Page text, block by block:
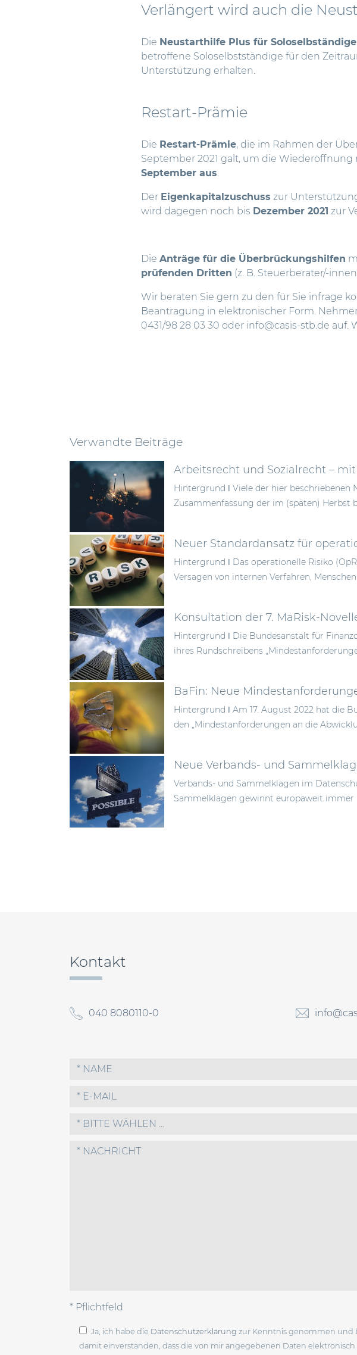
Verlängert wird auch die
Die Neustarthilfe Plus für Soloselbständige
betroffene Soloselbstständige für den
Unterstützung erhalten.
Restart-Prämie
Die Restart-Prämie, die im Rahmen der
September 2021 galt, um die
September aus
Der Eigenkapitalzuschuss zur
wird dagegen noch bis Dezember 2021 zur
Die Anträge für die Überbrückungshilfen
prüfenden Dritten (z. B. Steuerberater/-
Wir beraten Sie gern zu den für Sie infrage
Beantragung in elektronischer Form.
0431/98 28 03 30 oder info@casis-stb.de
Verwandte Beiträge
Arbeitsrecht und Sozialrecht –
Hintergrund ǀ Viele der hier
Zusammenfassung der im (späten) Herbst
Neuer Standardansatz für
Hintergrund ǀ Das operationelle Risiko
Versagen von internen Verfahren,
Konsultation der 7. MaRisk-
Hintergrund ǀ Die Bundesanstalt für
ihres Rundschreibens
BaFin: Neue
Hintergrund ǀ Am 17. August 2022 hat die
den „Mindestanforderungen an die
Neue Verbands- und
Verbands- und Sammelklagen im
Sammelklagen gewinnt europaweit immer
Kontakt
040 8080110-0
* BITTE WÄHLEN ...
* Pflichtfeld
Ja, ich habe die Datenschutzerklärung zur Kenntnis genommen und
damit einverstanden, dass die von mir angegebenen Daten